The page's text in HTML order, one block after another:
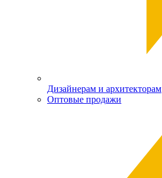
Дизайнерам и архитекторам
Оптовые продажи